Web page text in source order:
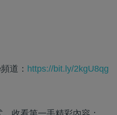
道： https://bit.ly/2kgU8qg